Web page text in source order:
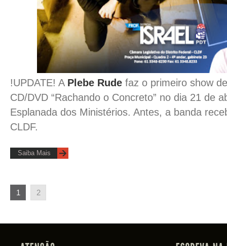
!UPDATE! A Plebe Rude faz o primeiro show
CD/DVD “Rachando o Concreto” no dia 21 de
Esplanada dos Ministérios. Antes, a banda
CLDF.
Saiba Mais
1 2